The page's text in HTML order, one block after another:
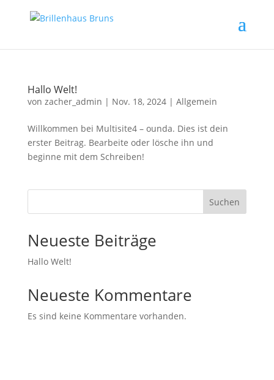
Hallo Welt!
von zacher_admin | Nov. 18, 2024| Allgemein
Willkommen bei Multisite4 – ounda. Dies ist dein
erster Beitrag. Bearbeite oder lösche ihn und
beginne mit dem Schreiben!
Suchen
Neueste Beiträge
Hallo Welt!
Neueste Kommentare
Es sind keine Kommentare vorhanden.